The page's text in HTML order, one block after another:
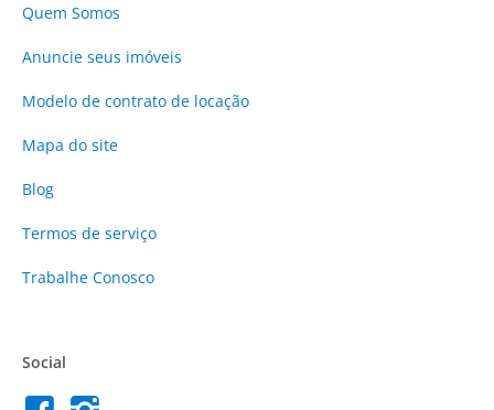
Quem Somos
Anuncie seus imóveis
Modelo de contrato de locação
Mapa do site
Blog
Termos de serviço
Trabalhe Conosco
Social